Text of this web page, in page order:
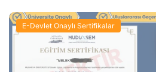
E-Devlet Onaylı Sertifikalar